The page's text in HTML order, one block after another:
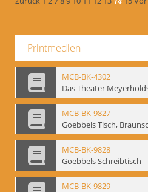
Printmedien
MCB-BK-4302
MCB-BK-9827
MCB-BK-9828
MCB-BK-9829